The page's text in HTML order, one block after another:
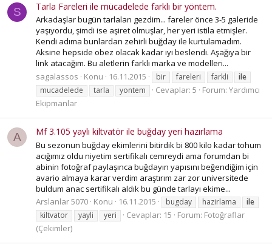
S Tarla Fareleri ile mücadelede farklı bir yöntem.
Arkadaşlar bugün tarlaları gezdim... fareler önce 3-5 galeride
yaşıyordu, şimdi ise aşiret olmuşlar, her yeri istila etmişler.
Kendi adıma bunlardan zehirli buğday ile kurtulamadım.
Aksine hepside obez olacak kadar iyi beslendi. Aşağıya bir
link atacağım. Bu aletlerin farklı marka ve modelleri...
sagalassos
Konu 16.11.2015 bir fareleri farkli
ile
mucadelede
tarla yontem Cevaplar: 5 Forum: Yardımcı
Ekipmanlar
A Mf 3.105 yaylı kiltvatör ile buğday yeri hazırlama
Bu sezonun buğday ekimlerini bitirdik bi 800 kilo kadar tohum
acığımız oldu niyetim sertifikalı cemreydi ama forumdan bi
abinin fotoğraf paylaşınca buğdayın yapısını beğendiğim için
avario almaya karar verdim araştırım zar zor universitede
buldum anac sertifikalı aldık bu günde tarlayı ekime...
Arslanlar 5070 Konu 16.11.2015 bugday hazirlama
ile
kiltvator
yayli yeri Cevaplar: 15 Forum: Fotoğraflar
(Çekimler)